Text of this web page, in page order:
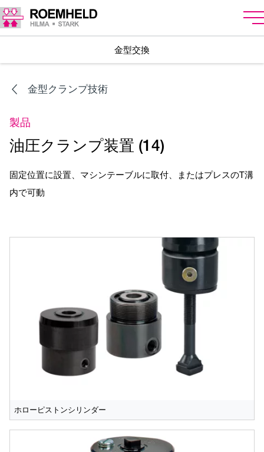
金型交換
金型クランプ技術
製品
油圧クランプ装置 (14)
固定位置に設置、マシンテーブルに取付、またはプレスのT溝
内で可動
ホローピストンシリンダー